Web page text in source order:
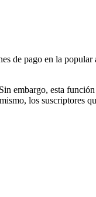
de pago en la
Sin embargo, esta
los suscriptores